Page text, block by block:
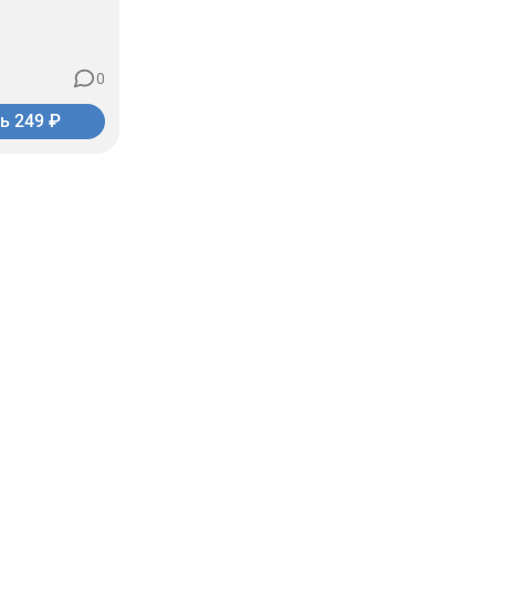
0
Купить 249 ₽